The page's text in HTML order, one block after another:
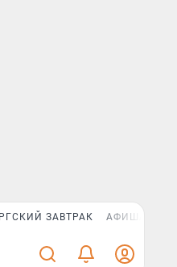
ЗАВТРАК АФИША PLUS